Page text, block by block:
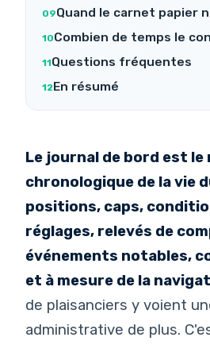
Quand le carnet papier
Combien de temps le
Questions fréquentes
En résumé
Le journal de bord est
chronologique de la vie
positions, caps,
réglages, relevés de
événements notables,
et à mesure de la
de plaisanciers y voient
administrative de plus.